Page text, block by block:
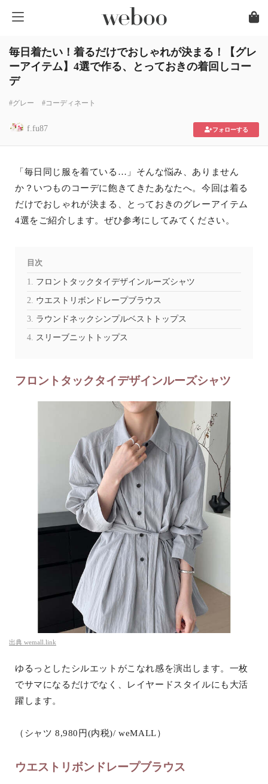
毎日着たい！着るだけでおしゃれが決まる！【グレ
ーアイテム】4選で作る、とっておきの着回しコー
デ
#グレー #コーディネート
f.fu87 フォローする
「毎日同じ服を着ている…」そんな悩み、ありません
か？いつものコーデに飽きてきたあなたへ。今回は着る
だけでおしゃれが決まる、とっておきのグレーアイテム
4選をご紹介します。ぜひ参考にしてみてください。
目次
フロントタックタイデザインルーズシャツ
ウエストリボンドレープブラウス
ラウンドネックシンプルベストトップス
スリーブニットトップス
フロントタックタイデザインルーズシャツ
出典 wemall.link
ゆるっとしたシルエットがこなれ感を演出します。一枚
でサマになるだけでなく、レイヤードスタイルにも大活
躍します。
（シャツ 8,980円(内税)/ weMALL）
ウエストリボンドレープブラウス